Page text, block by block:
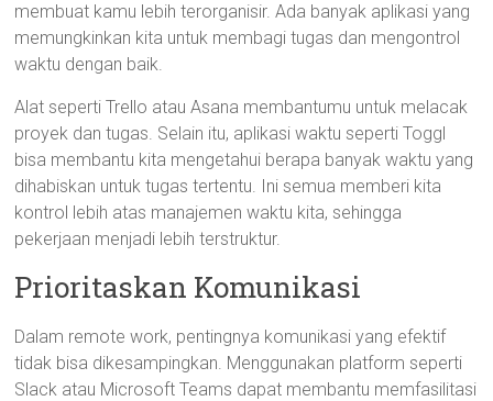
membuat kamu lebih terorganisir. Ada banyak aplikasi yang
memungkinkan kita untuk membagi tugas dan mengontrol
waktu dengan baik.
Alat seperti Trello atau Asana membantumu untuk melacak
proyek dan tugas. Selain itu, aplikasi waktu seperti Toggl
bisa membantu kita mengetahui berapa banyak waktu yang
dihabiskan untuk tugas tertentu. Ini semua memberi kita
kontrol lebih atas manajemen waktu kita, sehingga
pekerjaan menjadi lebih terstruktur.
Prioritaskan Komunikasi
Dalam remote work, pentingnya komunikasi yang efektif
tidak bisa dikesampingkan. Menggunakan platform seperti
Slack atau Microsoft Teams dapat membantu memfasilitasi